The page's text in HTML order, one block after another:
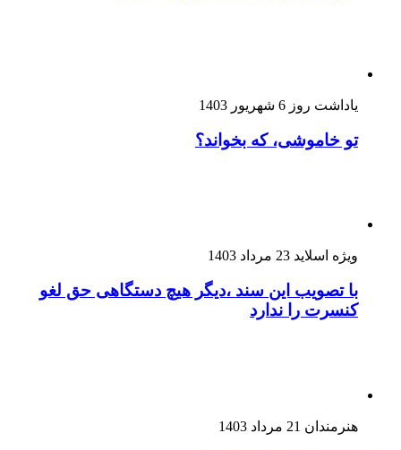
یاداشت روز 6 شهریور 1403
تو خاموشی، که بخواند؟
ویژه اسلاید 23 مرداد 1403
با تصویب این سند ،دیگر هیچ دستگاهی حق لغو
کنسرت را ندارد
هنرمندان 21 مرداد 1403